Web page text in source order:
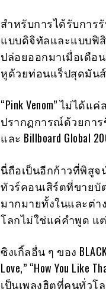
สำหรับการได้รับการ
แบบดิจิทัลและแบบฟิสิ
ปล่อยออกมาเมื่อเดือน
หูด้วยท่อนแร็ปสุดมัน
“Pink Venom” ไม่ได้
ปรากฏการณ์ด้วยการ
และ Billboard Global
นี่ถือเป็นอีกก้าวที่พิสูจน์
ทัวร์คอนเสิร์ตที่ขายบั
มากมายทั้งในและต่า
โลกไม่ใช่แค่คำพูด แ
ซิงเกิ้ลอื่น ๆ ของ
Love,” “How You Like
เป็นเพลงฮิตที่คนทั่วโ